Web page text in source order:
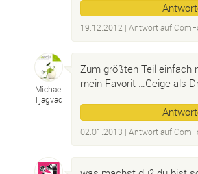
19.12.2012 | Antwort auf
Michael
Tjagvad
Zum größten Teil einfach
mein Favorit …Geige als
02.01.2013 | Antwort auf